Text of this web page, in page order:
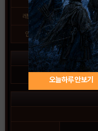
레벨 제한 -
인챈트
오늘하루 안보기